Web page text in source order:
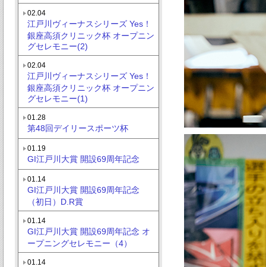
02.04
江戸川ヴィーナスシリーズ Yes！
銀座高須クリニック杯 オープニン
グセレモニー(2)
02.04
江戸川ヴィーナスシリーズ Yes！
銀座高須クリニック杯 オープニン
グセレモニー(1)
01.28
第48回デイリースポーツ杯
01.19
GI江戸川大賞 開設69周年記念
01.14
GI江戸川大賞 開設69周年記念
（初日）D.R賞
01.14
GI江戸川大賞 開設69周年記念 オ
ープニングセレモニー（4）
01.14